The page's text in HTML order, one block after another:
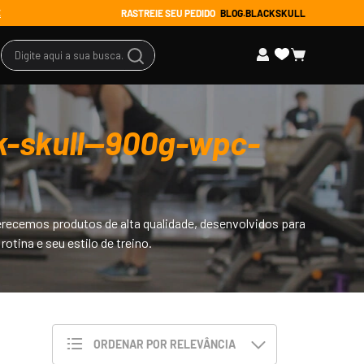
RASTREIE SEU PEDIDO BLOG.BLACKSKULL
Digite aqui a sua busca...
skull--900g-wpc-
produtos de alta qualidade, desenvolvidos para
e seu estilo de treino.
ORDENAR POR RELEVÂNCIA